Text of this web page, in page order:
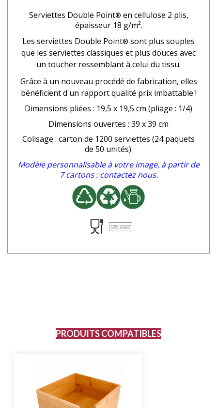
Serviettes Double Point® en cellulose 2 plis,
épaisseur 18 g/m².
Les serviettes Double Point® sont plus souples
que les serviettes classiques et plus douces avec
un toucher ressemblant à celui du tissu.
Grâce à un nouveau procédé de fabrication, elles
bénéficient d'un rapport qualité prix imbattable !
Dimensions pliées : 19,5 x 19,5 cm (pliage : 1/4)
Dimensions ouvertes : 39 x 39 cm
Colisage : carton de 1200 serviettes (24 paquets
de 50 unités).
Modèle personnalisable à votre image, à partir de
7 cartons : contactez nous.
PRODUITS COMPATIBLES